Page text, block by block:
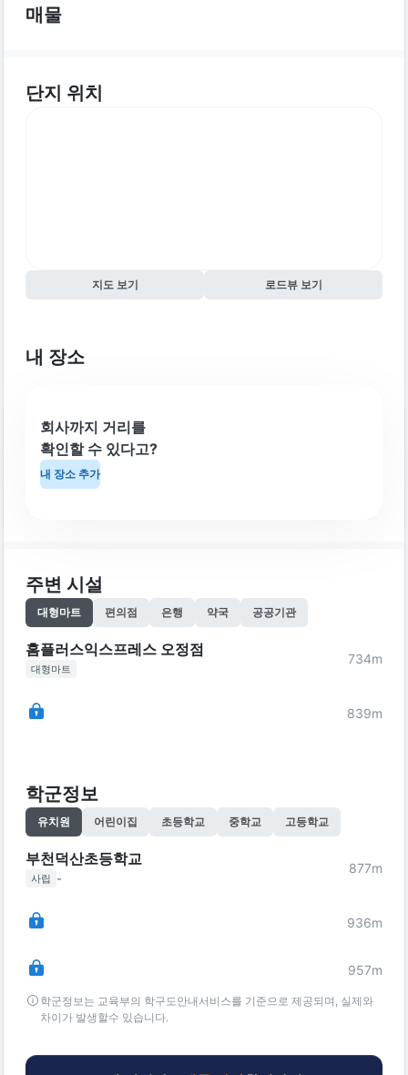
매물
단지 위치
지도 보기 로드뷰 보기
내 장소
회사까지 거리를
확인할 수 있다고?
내 장소 추가
주변 시설
대형마트 편의점 은행 약국 공공기관
홈플러스익스프레스 오정점
대형마트
734m
839m
학군정보
유치원 어린이집 초등학교 중학교 고등학교
부천덕산초등학교
사립 -
877m
936m
957m
학군정보는 교육부의 학구도안내서비스를 기준으로 제공되며, 실제와
차이가 발생할수 있습니다.